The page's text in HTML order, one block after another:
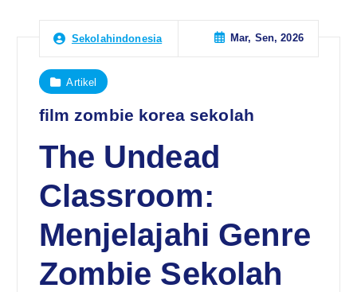
Sekolahindonesia Mar, Sen, 2026
Artikel
film zombie korea sekolah
The Undead
Classroom:
Menjelajahi Genre
Zombie Sekolah